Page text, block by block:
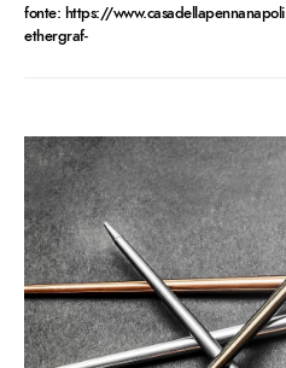
fonte: https://
ethergraf-